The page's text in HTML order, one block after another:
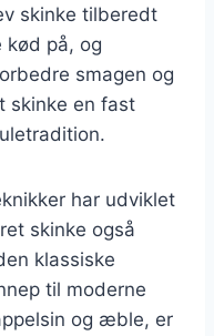
skinke tilberedt
kød på, og
smagen og
skinke en fast
har udviklet
skinke også
klassiske
til moderne
og æble, er